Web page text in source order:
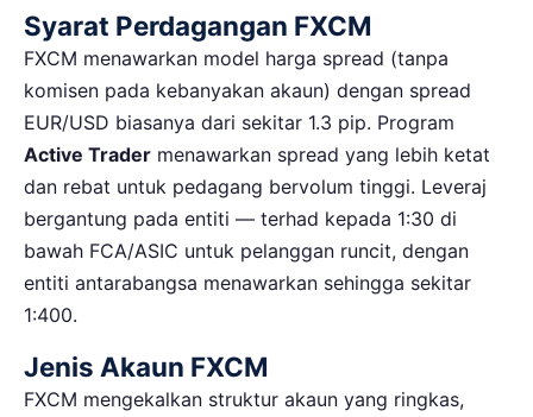
Syarat Perdagangan FXCM
FXCM menawarkan model harga spread (tanpa
komisen pada kebanyakan akaun) dengan spread
EUR/USD biasanya dari sekitar 1.3 pip. Program
Active Trader menawarkan spread yang lebih ketat
dan rebat untuk pedagang bervolum tinggi. Leveraj
bergantung pada entiti — terhad kepada 1:30 di
bawah FCA/ASIC untuk pelanggan runcit, dengan
entiti antarabangsa menawarkan sehingga sekitar
1:400.
Jenis Akaun FXCM
FXCM mengekalkan struktur akaun yang ringkas,